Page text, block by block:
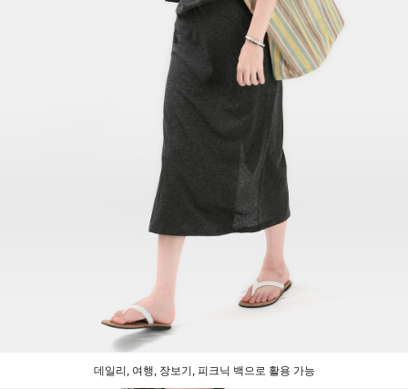
데일리, 여행, 장보기, 피크닉 백으로 활용 가능